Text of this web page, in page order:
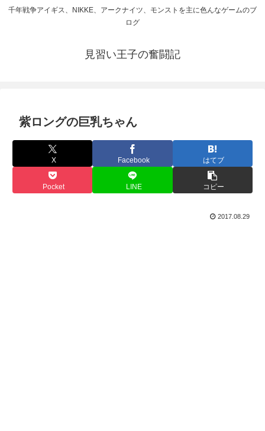
千年戦争アイギス、NIKKE、アークナイツ、モンストを主に色んなゲームのブ
ログ
見習い王子の奮闘記
紫ロングの巨乳ちゃん
X Facebook はてブ
Pocket LINE コピー
2017.08.29